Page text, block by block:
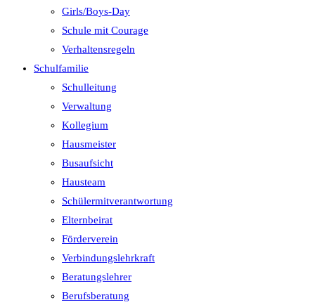
Girls/Boys-Day
Schule mit Courage
Verhaltensregeln
Schulfamilie
Schulleitung
Verwaltung
Kollegium
Hausmeister
Busaufsicht
Hausteam
Schülermitverantwortung
Elternbeirat
Förderverein
Verbindungslehrkraft
Beratungslehrer
Berufsberatung